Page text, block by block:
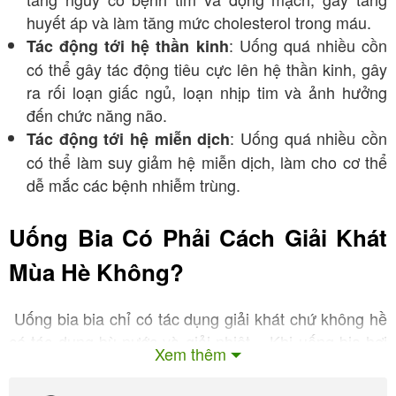
huyết áp và làm tăng mức cholesterol trong máu.
Tác động tới hệ thần kinh: Uống quá nhiều cồn
có thể gây tác động tiêu cực lên hệ thần kinh, gây
ra rối loạn giấc ngủ, loạn nhịp tim và ảnh hưởng
đến chức năng não.
Tác động tới hệ miễn dịch: Uống quá nhiều cồn
có thể làm suy giảm hệ miễn dịch, làm cho cơ thể
dễ mắc các bệnh nhiễm trùng.
Uống Bia Có Phải Cách Giải Khát
Mùa Hè Không?
Xem thêm
Uống bia bia chỉ có tác dụng giải khát chứ không hề
có tác dụng bù nước và giải nhiệt. . Khi uống bia hơi
lạnh, bạn có thể cảm thấy sảng khoái và thư giãn do